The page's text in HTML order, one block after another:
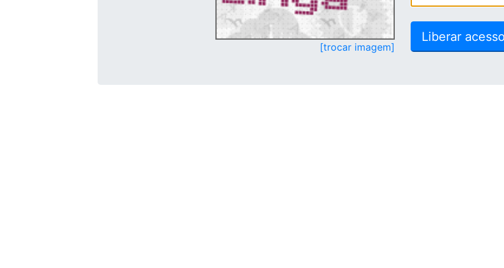
[trocar imagem]